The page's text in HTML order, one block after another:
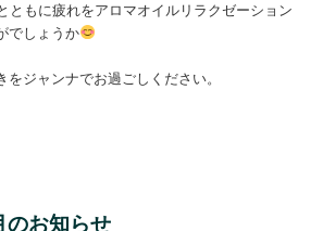
ともに疲れをアロマオイルリラクゼーション
でしょうか
ジャンナでお過ごしください。
お知らせ